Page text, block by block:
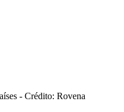
- Crédito: Rovena